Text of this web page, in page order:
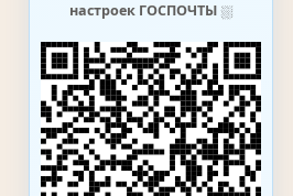
настроек ГОСПОЧТЫ⛆